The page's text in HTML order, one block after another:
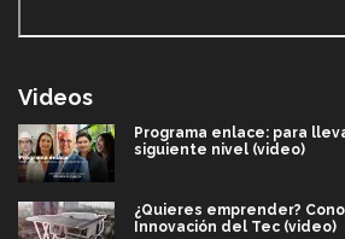
Videos
Programa enlace: para
siguiente nivel (video)
¿Quieres emprender?
Innovación del Tec (video)